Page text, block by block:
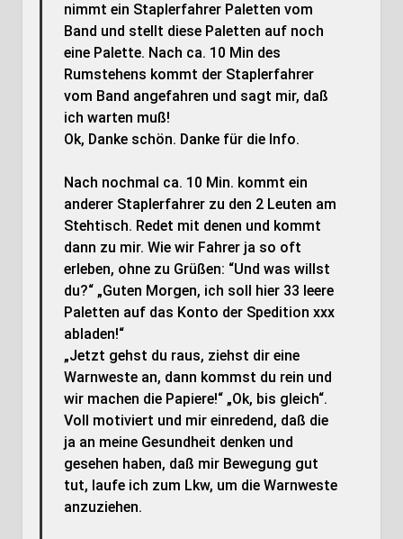
nimmt ein Staplerfahrer Paletten vom
Band und stellt diese Paletten auf noch
eine Palette. Nach ca. 10 Min des
Rumstehens kommt der Staplerfahrer
vom Band angefahren und sagt mir, daß
ich warten muß!
Ok, Danke schön. Danke für die Info.
Nach nochmal ca. 10 Min. kommt ein
anderer Staplerfahrer zu den 2 Leuten am
Stehtisch. Redet mit denen und kommt
dann zu mir. Wie wir Fahrer ja so oft
erleben, ohne zu Grüßen: “Und was willst
du?“ „Guten Morgen, ich soll hier 33 leere
Paletten auf das Konto der Spedition xxx
abladen!“
„Jetzt gehst du raus, ziehst dir eine
Warnweste an, dann kommst du rein und
wir machen die Papiere!“ „Ok, bis gleich“.
Voll motiviert und mir einredend, daß die
ja an meine Gesundheit denken und
gesehen haben, daß mir Bewegung gut
tut, laufe ich zum Lkw, um die Warnweste
anzuziehen.